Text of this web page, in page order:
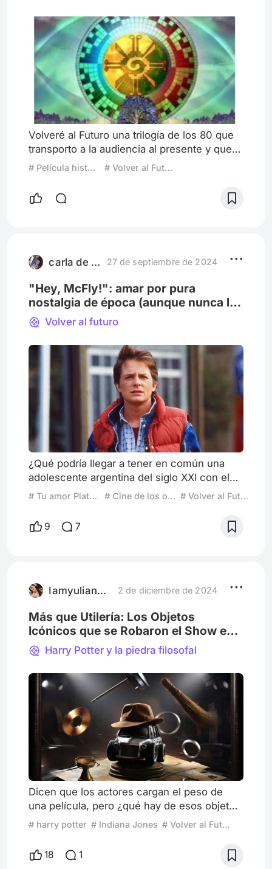
Volveré al Futuro una trilogía de los 80 que
transporto a la audiencia al presente y que
muchos logramos recordar algunas fechas y
película, como lo era las pantallas en los
centros comerciales las videos llamadas, y
aún no he
# Película histórica # Volver al Futuro
carla de palabras 27 de septiembre de 2024
"Hey, McFly!": amar por pura
nostalgia de época (aunque nunca la
hayas vivido)
Volver al futuro
¿Qué podría llegar a tener en común una
adolescente argentina del siglo XXI con el
pibe ochentero y canchero de Back to the
eso nunca ha sido obstáculo para el amor,
¿verdad? Confieso que por este amor
de las listas de crushes f
# Tu amor Platónico del cine # Cine de los ochenta # Volver al Futuro
9 7
Iamyulianaromero 2 de diciembre de 2024
Más que Utilería: Los Objetos
Icónicos que se Robaron el Show en
Nuestras Películas Favoritas
Harry Potter y la piedra filosofal
Dicen que los actores cargan el peso de
una película, pero ¿qué hay de esos objetos
que, sin tener diálogos, logran quedarse en
simple anillo hasta un bat de béisbol mortal,
estos “protagonistas” silenciosos han
# harry potter # Indiana Jones # Volver al Futuro
18 1